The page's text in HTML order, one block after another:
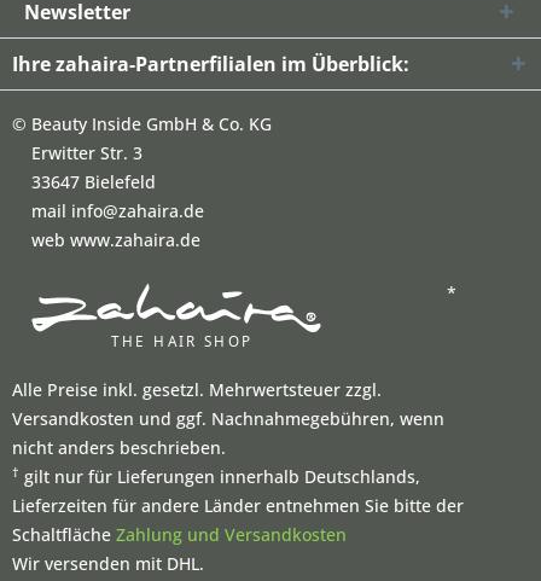
Newsletter
Ihre zahaira-Partnerfilialen im Überblick:
© Beauty Inside GmbH & Co. KG
Erwitter Str. 3
33647 Bielefeld
mail info@zahaira.de
web www.zahaira.de
*
Alle Preise inkl. gesetzl. Mehrwertsteuer zzgl.
Versandkosten und ggf. Nachnahmegebühren, wenn
nicht anders beschrieben.
† gilt nur für Lieferungen innerhalb Deutschlands,
Lieferzeiten für andere Länder entnehmen Sie bitte der
Schaltfläche Zahlung und Versandkosten
Wir versenden mit DHL.